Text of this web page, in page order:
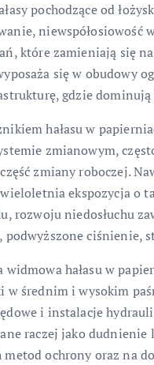
pochodzące od
niewspółosiowość
które zamieniają się
się w obudowy
gdzie
hałasu w
zmianowym,
część zmiany roboczej.
ekspozycja o
rozwoju niedosłuchu
podwyższone ciśnienie,
widmowa hałasu w
w średnim i wysokim
i instalacje
raczej jako dudnienie
metod ochrony oraz na